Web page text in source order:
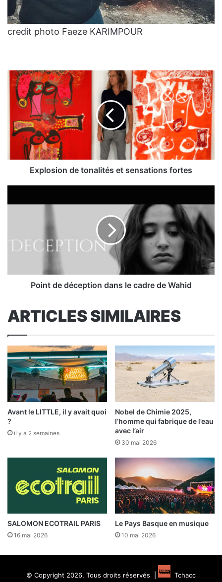
credit photo Faeze KARIMPOUR
Explosion
de
tonalités
sensations
fortes
Explosion de tonalités et sensations fortes
cadre
de
Point de déception dans le cadre de Wahid
ARTICLES SIMILAIRES
Avant le LITTLE, il y avait quoi
?
il y a 2 semaines
Nobel de Chimie 2025,
l’homme qui fabrique de l’eau
avec l’air
30 mai 2026
SALOMON ECOTRAIL PARIS
16 mai 2026
Le Pays Basque en musique
10 mai 2026
© Copyright 2026, Tous droits réservés | Tchacc